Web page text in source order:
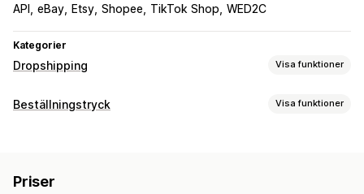
API eBay Etsy Shopee TikTok Shop WED2C
Kategorier
Dropshipping Visa funktioner
Vilka produkter du kan köpa in
Husdjursprodukter
Beställningstryck Visa funktioner
Generator för modellering
Priser